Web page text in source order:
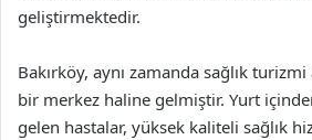
geliştirmektedir.
Bakırköy, aynı zamanda sağlık turizmi
bir merkez haline gelmiştir. Yurt
gelen hastalar, yüksek kaliteli sağlık